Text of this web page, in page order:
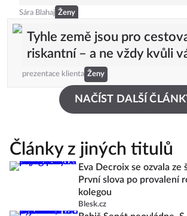
Sára Blahaj Ženy
Tyhle země jsou pro
riskantní – a ne vždy kvůli
prezentace klienta Ženy
NAČÍST DALŠÍ
Články z jiných titulů
Eva Decroix se ozvala ze
První slova po provalení
kolegou
Blesk.cz